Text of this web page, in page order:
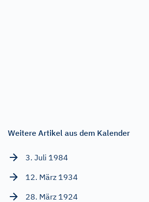
Weitere Artikel aus dem Kalender
3. Juli 1984
12. März 1934
28. März 1924